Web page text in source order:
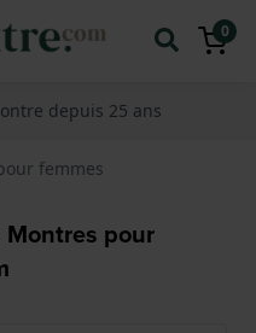
0
depuis 25 ans
femmes
Montres pour